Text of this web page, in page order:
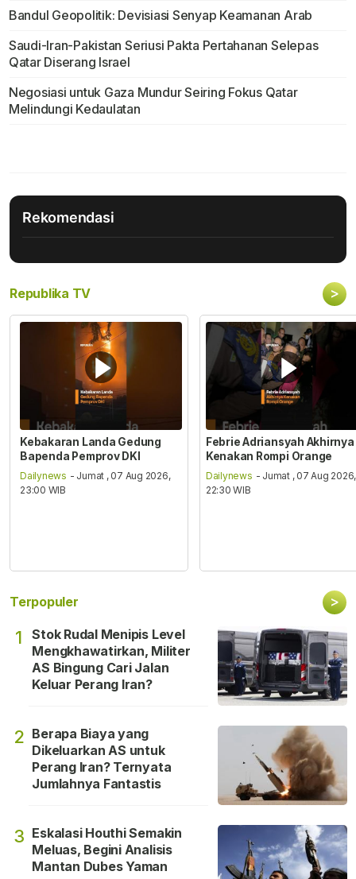
Bandul Geopolitik: Devisiasi Senyap Keamanan Arab
Saudi-Iran-Pakistan Seriusi Pakta Pertahanan Selepas
Qatar Diserang Israel
Negosiasi untuk Gaza Mundur Seiring Fokus Qatar
Melindungi Kedaulatan
Rekomendasi
Republika TV >
Kebakaran Landa Gedung
Bapenda Pemprov DKI
Dailynews - Jumat , 07 Aug 2026,
23:00 WIB
Febrie Adriansyah Akhirnya
Kenakan Rompi Orange
Dailynews - Jumat , 07 Aug 2026,
22:30 WIB
Terpopuler >
1
Stok Rudal Menipis Level
Mengkhawatirkan, Militer
AS Bingung Cari Jalan
Keluar Perang Iran?
2 Berapa Biaya yang
Dikeluarkan AS untuk
Perang Iran? Ternyata
Jumlahnya Fantastis
3 Eskalasi Houthi Semakin
Meluas, Begini Analisis
Mantan Dubes Yaman